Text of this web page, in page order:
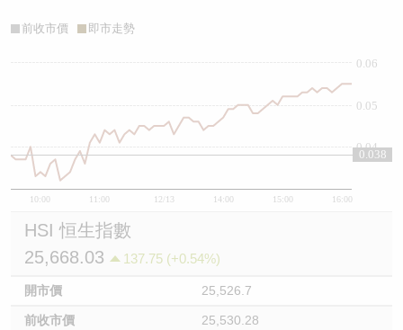
前收市價 即市走勢
10:00 11:00 12/13 14:00 15:00 16:00
0.04
0.05
0.06
0.038
HSI 恒生指數
25,668.03
137.75 (+0.54%)
開市價 25,526.7
前收市價 25,530.28